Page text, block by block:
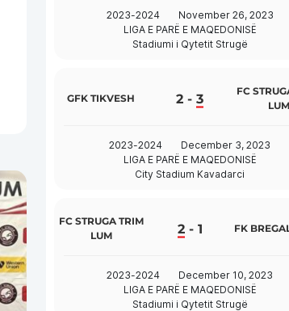
2023-2024
November 26, 2023
LIGA E PARË E MAQEDONISË
Stadiumi i Qytetit Strugë
GFK TIKVESH 2 - 3
FC
LUM
2023-2024
December 3, 2023
LIGA E PARË E MAQEDONISË
City Stadium Kavadarci
FC STRUGA TRIM
LUM
2- 1 FK
2023-2024
December 10, 2023
LIGA E PARË E MAQEDONISË
Stadiumi i Qytetit Strugë